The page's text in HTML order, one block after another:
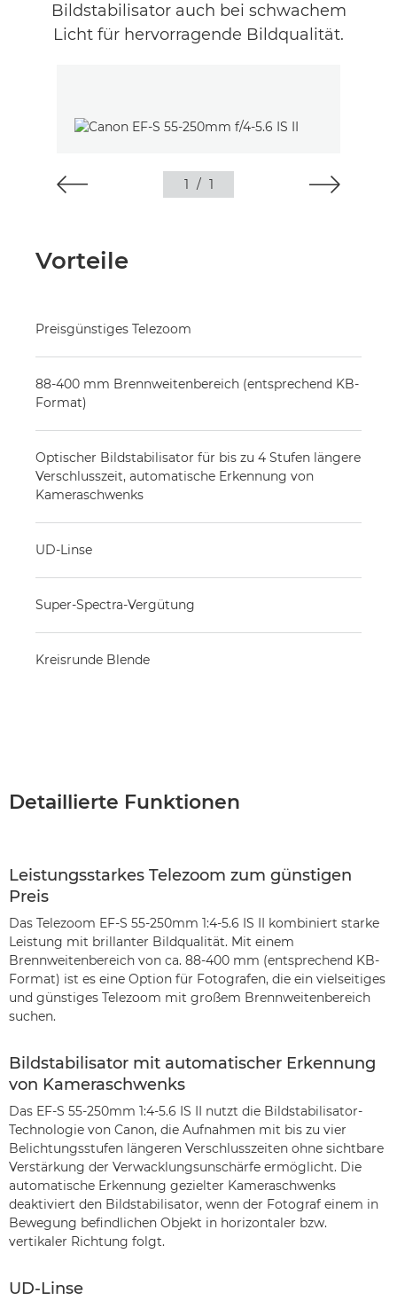
Bildstabilisator auch bei schwachem
Licht für hervorragende Bildqualität.
1 / 1
Vorteile
Preisgünstiges Telezoom
88-400 mm Brennweitenbereich (entsprechend KB-
Format)
Optischer Bildstabilisator für bis zu 4 Stufen längere
Verschlusszeit, automatische Erkennung von
Kameraschwenks
UD-Linse
Super-Spectra-Vergütung
Kreisrunde Blende
Detaillierte Funktionen
Leistungsstarkes Telezoom zum günstigen
Preis
Das Telezoom EF-S 55-250mm 1:4-5.6 IS II kombiniert starke
Leistung mit brillanter Bildqualität. Mit einem
Brennweitenbereich von ca. 88-400 mm (entsprechend KB-
Format) ist es eine Option für Fotografen, die ein vielseitiges
und günstiges Telezoom mit großem Brennweitenbereich
suchen.
Bildstabilisator mit automatischer Erkennung
von Kameraschwenks
Das EF-S 55-250mm 1:4-5.6 IS II nutzt die Bildstabilisator-
Technologie von Canon, die Aufnahmen mit bis zu vier
Belichtungsstufen längeren Verschlusszeiten ohne sichtbare
Verstärkung der Verwacklungsunschärfe ermöglicht. Die
automatische Erkennung gezielter Kameraschwenks
deaktiviert den Bildstabilisator, wenn der Fotograf einem in
Bewegung befindlichen Objekt in horizontaler bzw.
vertikaler Richtung folgt.
UD-Linse